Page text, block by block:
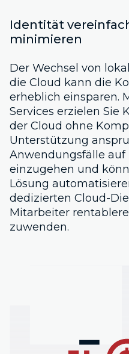
Identität
minimieren
Der Wechsel von
die Cloud kann die
erheblich einsparen.
Services erzielen Sie
der Cloud ohne
Unterstützung
Anwendungsfälle
einzugehen und
Lösung
dedizierten Cloud-
Mitarbeiter
zuwenden.